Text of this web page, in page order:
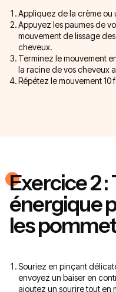
Appliquez de la crème ou
Appuyez les paumes de
mouvement de lissage
cheveux.
Terminez le mouvement
la racine de vos cheveux
Répétez le mouvement 10
Exercice 2
énergique
les
Souriez en pinçant
envoyez un baiser en
ajoutez un sourire tout en